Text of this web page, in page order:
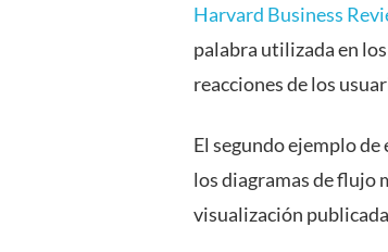
Harvard Business
palabra utilizada en
reacciones de los
El segundo ejemplo
los diagramas de flujo
visualización